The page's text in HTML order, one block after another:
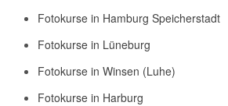
Fotokurse in Hamburg Speicherstadt
Fotokurse in Lüneburg
Fotokurse in Winsen (Luhe)
Fotokurse in Harburg